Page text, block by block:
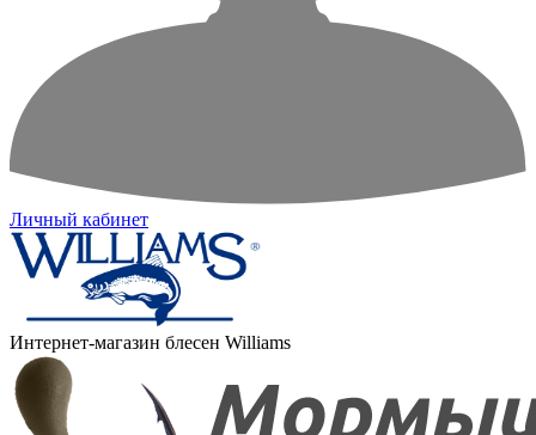
Личный кабинет
Интернет-магазин блесен Williams